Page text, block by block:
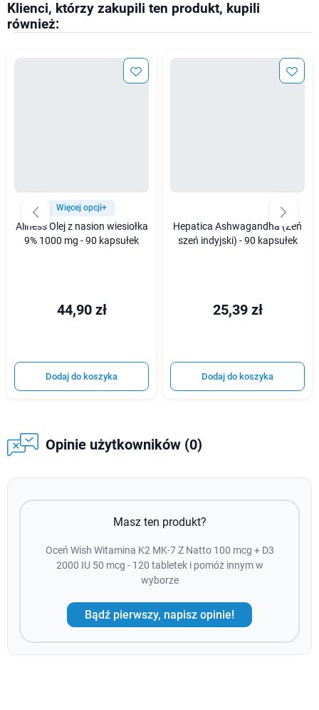
Klienci, którzy zakupili ten produkt, kupili
również:
Więcej opcji+
Aliness Olej z nasion wiesiołka
9% 1000 mg - 90 kapsułek
44,90 zł
Dodaj do koszyka
Hepatica Ashwagandha (Żeń
szeń indyjski) - 90 kapsułek
25,39 zł
Dodaj do koszyka
Opinie użytkowników (0)
Masz ten produkt?
Oceń Wish Witamina K2 MK-7 Z Natto 100 mcg + D3
2000 IU 50 mcg - 120 tabletek i pomóż innym w
wyborze
Bądź pierwszy, napisz opinie!